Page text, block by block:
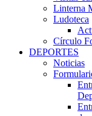
Linterna
Ludoteca
Círculo
DEPORTES
Noticias